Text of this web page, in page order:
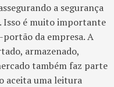
a segurança
Isso é muito importante
da empresa. A
armazenado,
também faz parte
aceita uma leitura